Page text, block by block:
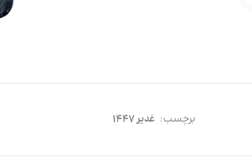
برچسب: غدیر ۱۴۴۷